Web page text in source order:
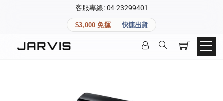
客服專線: 04-23299401
$3,000 免運 快速出貨
快速連結
Matter 智慧家庭
登入後可查看訂單、會員資料與收藏清單。